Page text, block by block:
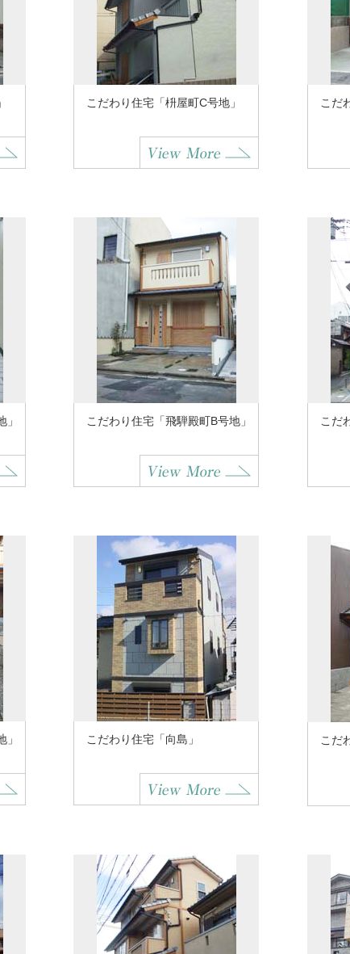
こだわり住宅「枡屋町C号地」 こだ
こだわり住宅「飛騨殿町B号地」 こだ
こだわり住宅「向島」 こだ